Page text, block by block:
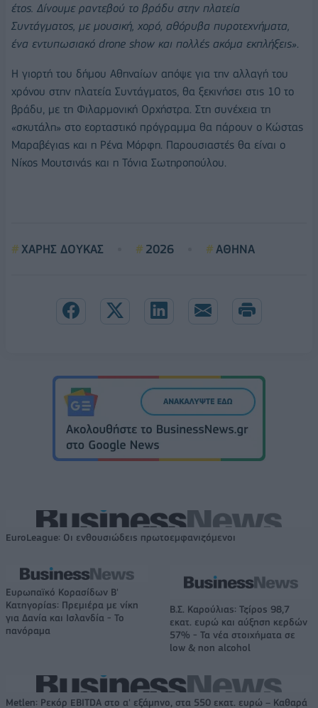
έτος. Δίνουμε ραντεβού το βράδυ στην πλατεία
Συντάγματος, με μουσική, χορό, αθόρυβα πυροτεχνήματα,
ένα εντυπωσιακό drone show και πολλές ακόμα εκπλήξεις».
Η γιορτή του δήμου Αθηναίων απόψε για την αλλαγή του
χρόνου στην πλατεία Συντάγματος, θα ξεκινήσει στις 10 το
βράδυ, με τη Φιλαρμονική Ορχήστρα. Στη συνέχεια τη
«σκυτάλη» στο εορταστικό πρόγραμμα θα πάρουν ο Κώστας
Μαραβέγιας και η Ρένα Μόρφη. Παρουσιαστές θα είναι ο
Νίκος Μουτσινάς και η Τόνια Σωτηροπούλου.
ΧΑΡΗΣ ΔΟΥΚΑΣ 2026 ΑΘΗΝΑ
EuroLeague: Οι ενθουσιώδεις πρωτοεμφανιζόμενοι
Ευρωπαϊκό Κορασίδων Β'
Κατηγορίας: Πρεμιέρα με νίκη
για Δανία και Ισλανδία - Το
πανόραμα
Β.Σ. Καρούλιας: Τζίρος 98,7
εκατ. ευρώ και αύξηση κερδών
57% - Τα νέα στοιχήματα σε
low & non alcohol
Metlen: Ρεκόρ EBITDA στο α' εξάμηνο, στα 550 εκατ. ευρώ – Καθαρά